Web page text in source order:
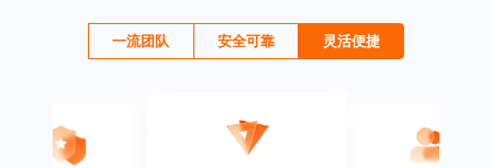
一流团队 安全可靠 灵活便捷